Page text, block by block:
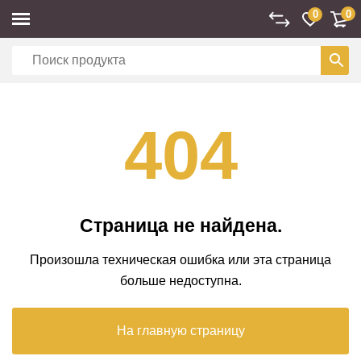
0 0
404
Страница не найдена.
Произошла техническая ошибка или эта страница
больше недоступна.
На главную страницу